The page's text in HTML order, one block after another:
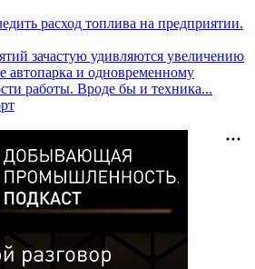
расход топлива на предприятии.
зачастую удивляются увеличению
автопарка и одновременному
работы. Вроде бы и техника...